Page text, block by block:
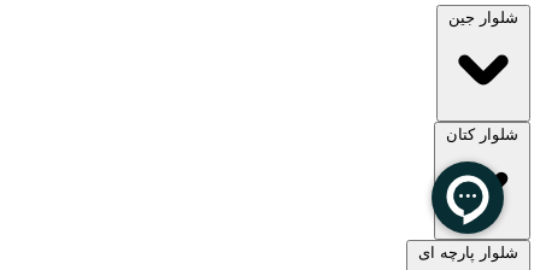
شلوار جین
مشاهده همه
شلوار کتان
شلوار پارچه ای